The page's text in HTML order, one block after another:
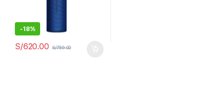
-18%
S/620.00 S/759.00